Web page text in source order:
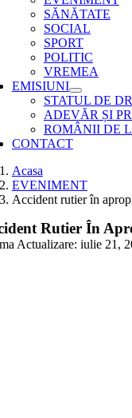
SĂNĂTATE
SOCIAL
SPORT
POLITIC
VREMEA
EMISIUNI
STATUL DE
ADEVĂR ȘI
ROMÂNII DE
CONTACT
Acasa
EVENIMENT
Accident rutier în
Rutier În
Actualizare: iulie 21,